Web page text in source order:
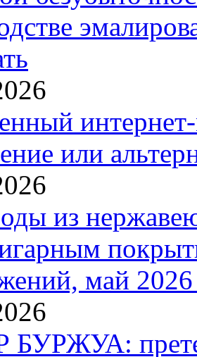
или
из
май 2026